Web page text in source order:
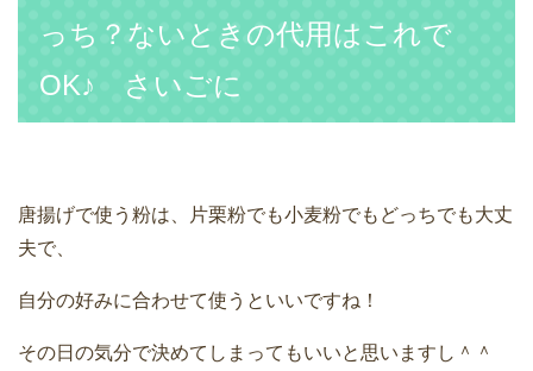
っち？ないときの代用はこれで
OK♪ さいごに
唐揚げで使う粉は、片栗粉でも小麦粉でもどっちでも大丈
夫で、
自分の好みに合わせて使うといいですね！
その日の気分で決めてしまってもいいと思いますし＾＾